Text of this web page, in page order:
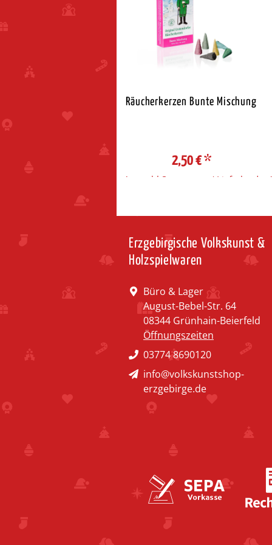
Räucherkerzen Bunte Mischung
2,50 €*
Auswahl Steuerzone / Lieferland
Erzgebirgische Volkskunst &
Holzspielwaren
Büro & Lager
August-Bebel-Str. 64
08344 Grünhain-Beierfeld
Öffnungszeiten
03774 8690120
info@volkskunstshop-
erzgebirge.de